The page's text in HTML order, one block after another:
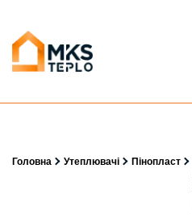
Головна Утеплювачі Пінопласт